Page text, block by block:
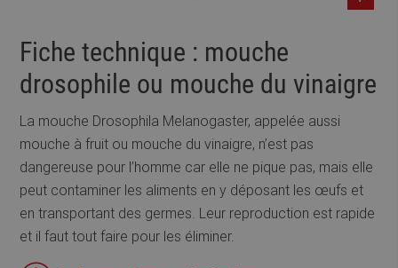
Fiche technique : mouche
drosophile ou mouche du vinaigre
La mouche Drosophila Melanogaster, appelée aussi
mouche à fruit ou mouche du vinaigre, n’est pas
dangereuse pour l’homme car elle ne pique pas, mais elle
peut contaminer les aliments en y déposant les œufs et
en transportant des germes. Leur reproduction est rapide
et il faut tout faire pour les éliminer.